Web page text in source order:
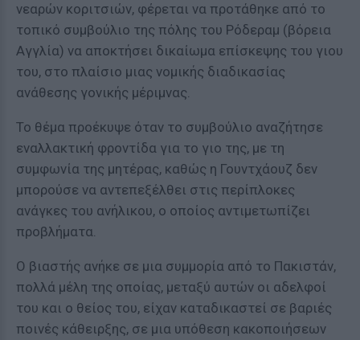
νεαρών κοριτσιών, φέρεται να προτάθηκε από το
τοπικό συμβούλιο της πόλης του Ρόδεραμ (βόρεια
Αγγλία) να αποκτήσει δικαίωμα επίσκεψης του γιου
του, στο πλαίσιο μιας νομικής διαδικασίας
ανάθεσης γονικής μέριμνας.
Το θέμα προέκυψε όταν το συμβούλιο αναζήτησε
εναλλακτική φροντίδα για το γιο της, με τη
συμφωνία της μητέρας, καθώς η Γουντχάουζ δεν
μπορούσε να αντεπεξέλθει στις περίπλοκες
ανάγκες του ανήλικου, ο οποίος αντιμετωπίζει
προβλήματα.
Ο βιαστής ανήκε σε μια συμμορία από το Πακιστάν,
πολλά μέλη της οποίας, μεταξύ αυτών οι αδελφοί
του και ο θείος του, είχαν καταδικαστεί σε βαριές
ποινές κάθειρξης, σε μια υπόθεση κακοποιήσεων